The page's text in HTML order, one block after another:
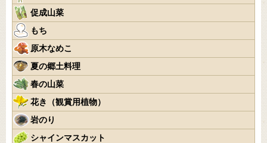
促成山菜
もち
原木なめこ
夏の郷土料理
春の山菜
花き（観賞用植物）
岩のり
シャインマスカット